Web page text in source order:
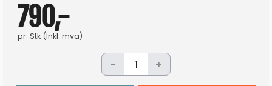
790,-
pr. Stk (Inkl. mva)
- +